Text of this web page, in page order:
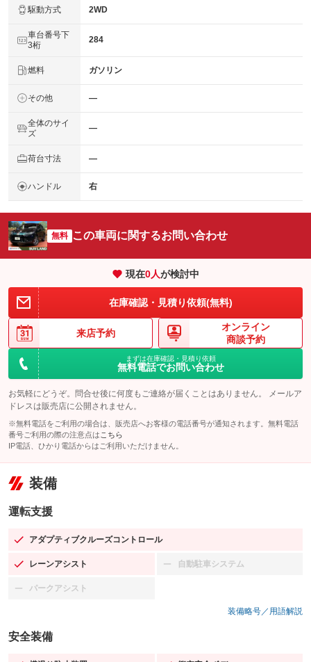
駆動方式 2WD
車台番号下
3桁
284
燃料 ガソリン
その他 ―
全体のサイ
ズ
―
荷台寸法 ―
ハンドル 右
無料 この車両に関するお問い合わせ
現在0人が検討中
在庫確認・見積り依頼(無料)
来店予約
オンライン
商談予約
まずは在庫確認・見積り依頼
無料電話でお問い合わせ
お気軽にどうぞ。問合せ後に何度もご連絡が届くことはありません。 メールア
ドレスは販売店に公開されません。
※無料電話をご利用の場合は、販売店へお客様の電話番号が通知されます。無料電話
番号ご利用の際の注意点は こちら
IP電話、ひかり電話からはご利用いただけません。
装備
運転支援
アダプティブクルーズコントロール
：装備あり
レーンアシスト
：装備あり 自動駐車システム
：装備なし
パークアシスト
：装備なし
装備略号／用語解説
安全装備